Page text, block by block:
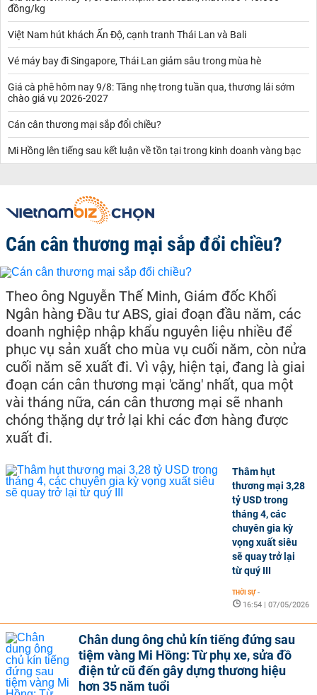
đồng/kg
Việt Nam hút khách Ấn Độ, cạnh tranh Thái Lan và Bali
Vé máy bay đi Singapore, Thái Lan giảm sâu trong mùa hè
Giá cà phê hôm nay 9/8: Tăng nhẹ trong tuần qua, thương lái sớm
chào giá vụ 2026-2027
Cán cân thương mại sắp đổi chiều?
Mi Hồng lên tiếng sau kết luận về tồn tại trong kinh doanh vàng bạc
Cán cân thương mại sắp đổi chiều?
Theo ông Nguyễn Thế Minh, Giám đốc Khối
Ngân hàng Đầu tư ABS, giai đoạn đầu năm, các
doanh nghiệp nhập khẩu nguyên liệu nhiều để
phục vụ sản xuất cho mùa vụ cuối năm, còn nửa
cuối năm sẽ xuất đi. Vì vậy, hiện tại, đang là giai
đoạn cán cân thương mại 'căng' nhất, qua một
vài tháng nữa, cán cân thương mại sẽ nhanh
chóng thặng dự trở lại khi các đơn hàng được
xuất đi.
Thâm hụt
thương mại 3,28
tỷ USD trong
tháng 4, các
chuyên gia kỳ
vọng xuất siêu
sẽ quay trở lại
từ quý III
THỜI SỰ -
16:54 | 07/05/2026
Chân dung ông chủ kín tiếng đứng sau
tiệm vàng Mi Hồng: Từ phụ xe, sửa đồ
điện tử cũ đến gây dựng thương hiệu
hơn 35 năm tuổi